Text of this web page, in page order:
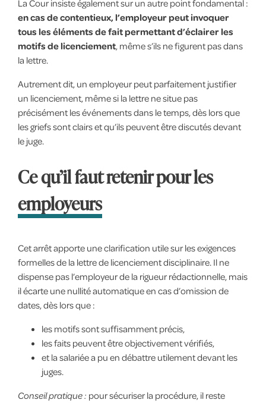
La Cour insiste également sur un autre point fondamental :
en cas de contentieux, l’employeur peut invoquer
tous les éléments de fait permettant d’éclairer les
motifs de licenciement, même s’ils ne figurent pas dans
la lettre.
Autrement dit, un employeur peut parfaitement justifier
un licenciement, même si la lettre ne situe pas
précisément les événements dans le temps, dès lors que
les griefs sont clairs et qu’ils peuvent être discutés devant
le juge.
Ce qu’il faut retenir pour les
employeurs
Cet arrêt apporte une clarification utile sur les exigences
formelles de la lettre de licenciement disciplinaire. Il ne
dispense pas l’employeur de la rigueur rédactionnelle, mais
il écarte une nullité automatique en cas d’omission de
dates, dès lors que :
les motifs sont suffisamment précis,
les faits peuvent être objectivement vérifiés,
et la salariée a pu en débattre utilement devant les
juges.
Conseil pratique : pour sécuriser la procédure, il reste